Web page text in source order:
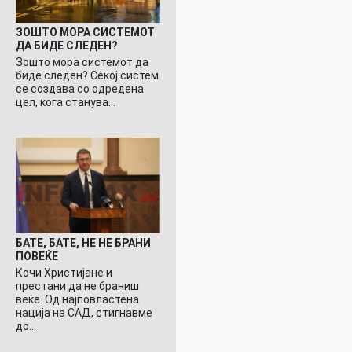
ЗОШТО МОРА СИСТЕМОТ
ДА БИДЕ СЛЕДЕН?
Зошто мора системот да
биде следен? Секој систем
се создава со одредена
цел, кога станува…
БАТЕ, БАТЕ, НЕ НЕ БРАНИ
ПОВЕЌЕ
Кочи Христијане и
престани да не браниш
веќе. Од најповластена
нација на САД, стигнавме
до…